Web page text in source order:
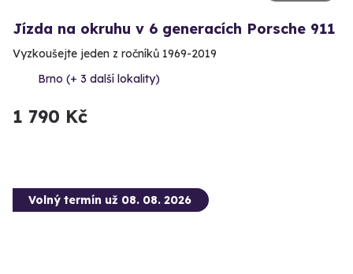
Jízda na okruhu v 6 generacích Porsche 911
Vyzkoušejte jeden z ročníků 1969-2019
Brno (+ 3 další lokality)
1 790 Kč
Volný termín už 08. 08. 2026